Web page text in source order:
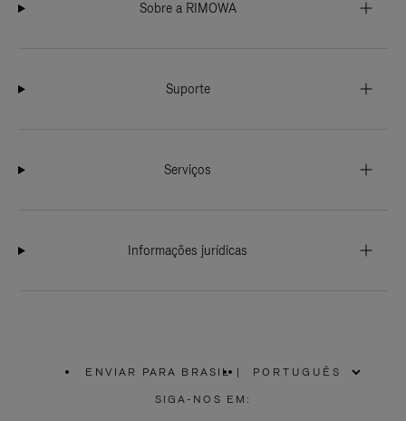
Sobre a RIMOWA
Suporte
Serviços
Informações jurídicas
ENVIAR PARA BRASIL
POR
FAVOR,
|
SIGA-NOS EM: